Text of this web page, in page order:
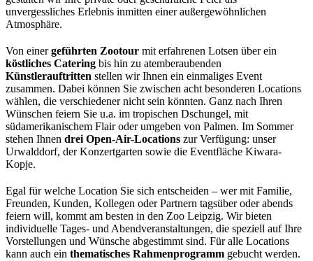
unvergessliches Erlebnis inmitten einer außergewöhnlichen
Atmosphäre.
Von einergeführten Zootour mit erfahrenen Lotsen über ein
köstliches Catering bis hin zu atemberaubenden
Künstlerauftritten stellen wir Ihnen ein einmaliges Event
zusammen. Dabei können Sie zwischen acht besonderen Locations
wählen, die verschiedener nicht sein könnten. Ganz nach Ihren
Wünschen feiern Sie u.a. im tropischen Dschungel, mit
südamerikanischem Flair oder umgeben von Palmen. Im Sommer
stehen Ihnen drei Open-Air-Locations zur Verfügung: unser
Urwalddorf, der Konzertgarten sowie die Eventfläche Kiwara-
Kopje.
Egal für welche Location Sie sich entscheiden – wer mit Familie,
Freunden, Kunden, Kollegen oder Partnern tagsüber oder abends
feiern will, kommt am besten in den Zoo Leipzig. Wir bieten
individuelle Tages- und Abendveranstaltungen, die speziell auf Ihre
Vorstellungen und Wünsche abgestimmt sind. Für alle Locations
kann auch ein thematisches Rahmenprogramm gebucht werden.